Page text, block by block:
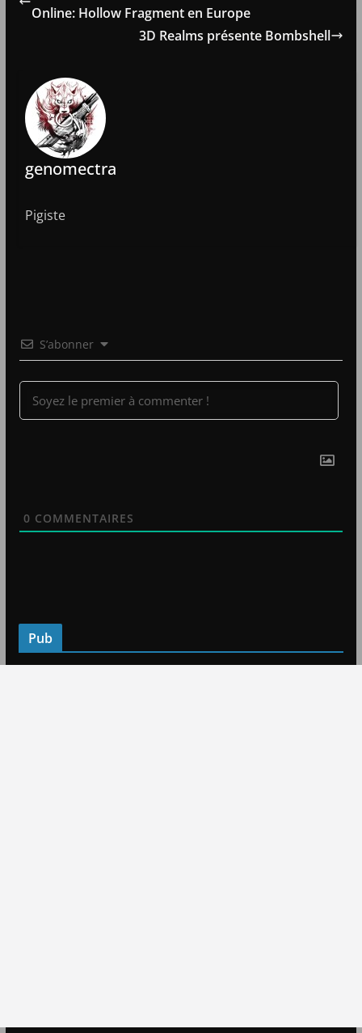
Online: Hollow Fragment en Europe
3D Realms présente Bombshell
genomectra
Pigiste
S’abonner
0 COMMENTAIRES
Pub